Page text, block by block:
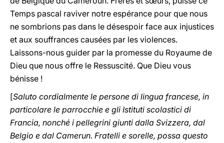
Temps pascal raviver notre espérance pour que nous
ne sombrions pas dans le désespoir face aux injustices
et aux souffrances causées par les violences.
Laissons-nous guider par la promesse du Royaume de
Dieu que nous offre le Ressuscité. Que Dieu vous
bénisse !
[Saluto cordialmente le persone di lingua francese, in
particolare le parrocchie e gli Istituti scolastici di
Francia, nonché i pellegrini giunti dalla Svizzera, dal
Belgio e dal Camerun. Fratelli e sorelle, possa questo